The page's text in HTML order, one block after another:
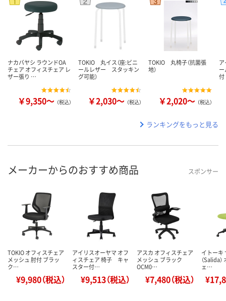
ナカバヤシ ラウンドOA
チェア オフィスチェア レ
ザー張り …
￥9,350～ （税込）
TOKIO 丸イス（座:ビニ
ールレザー スタッキン
グ可能）
￥2,030～ （税込）
TOKIO 丸椅子（抗菌張
地）
￥2,020～ （税込）
ランキングをもっと見る
メーカーからのおすすめ商品 スポンサー
TOKIO オフィスチェア
メッシュ 肘付 ブラッ
ク…
¥9,980（税込）
アイリスオーヤマ オフ
ィスチェア 椅子 キャ
スター付…
¥9,513（税込）
アスカ オフィスチェア
メッシュ ブラック
OCM0…
¥7,480（税込）
イトーキ
（Salida
ェ…